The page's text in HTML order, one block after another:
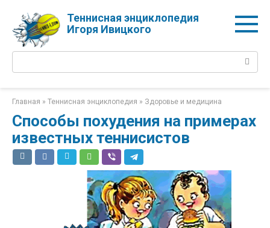
контенту
Теннисная энциклопедия
Игоря Ивицкого
Главная » Теннисная энциклопедия » Здоровье и медицина
Способы похудения на примерах
известных теннисистов